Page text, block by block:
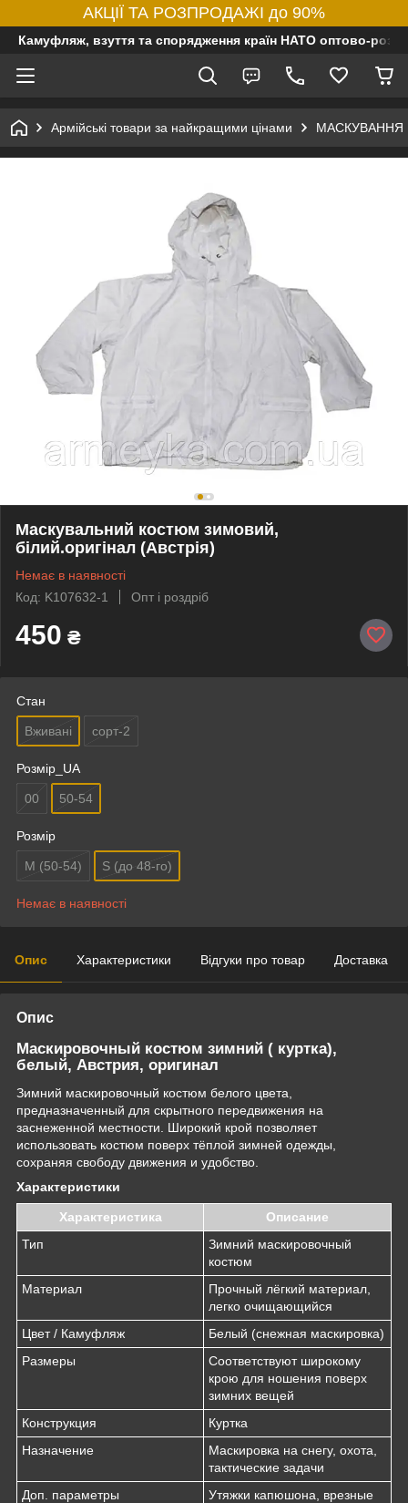
АКЦІЇ ТА РОЗПРОДАЖІ до 90%
Камуфляж, взуття та спорядження країн НАТО оптово-
Армійські товари за найкращими цінами МАСКУВАННЯ
Маскувальний костюм зимовий,
білий.оригінал (Австрія)
Немає в наявності
Код: K107632-1
Опт і роздріб
450 ₴
Стан
Вживані сорт-2
Розмір_UA
00 50-54
Розмір
M (50-54) S (до 48-го)
Немає в наявності
Опис Характеристики Відгуки про товар Доставка
Опис
Маскировочный костюм зимний ( куртка),
белый, Австрия, оригинал
Зимний маскировочный костюм белого цвета,
предназначенный для скрытного передвижения на
заснеженной местности. Широкий крой позволяет
использовать костюм поверх тёплой зимней одежды,
сохраняя свободу движения и удобство.
Характеристики
Характеристика
Описание
Тип
Зимний маскировочный
костюм
Материал
Прочный лёгкий материал,
легко очищающийся
Цвет / Камуфляж
Белый (снежная маскировка)
Размеры
Соответствуют широкому
крою для ношения поверх
зимних вещей
Конструкция
Куртка
Назначение
Маскировка на снегу, охота,
тактические задачи
Доп. параметры
Утяжки капюшона, врезные